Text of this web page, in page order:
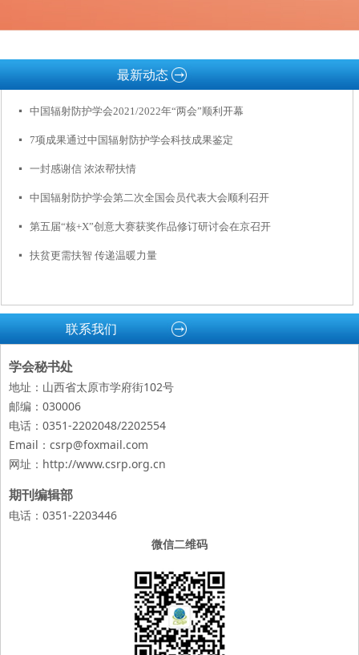
联系我们
学会秘书处
地址：山西省太原市学府街102号
邮编：030006
电话：0351-2202048/2202554
Email：csrp@foxmail.com
网址： http://www.csrp.org.cn
期刊编辑部
电话：0351-2203446
微信二维码
最新动态
넷 中国辐射防护学会2021/2022年“两会”顺利开幕
넷 7项成果通过中国辐射防护学会科技成果鉴定
넷 一封感谢信 浓浓帮扶情
넷 中国辐射防护学会第二次全国会员代表大会顺利召开
넷 第五届“核+X”创意大赛获奖作品修订研讨会在京召开
넷 扶贫更需扶智 传递温暖力量